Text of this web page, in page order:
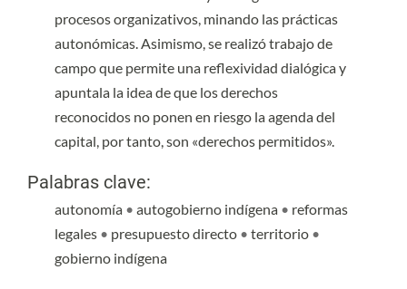
procesos organizativos, minando las prácticas
autonómicas. Asimismo, se realizó trabajo de
campo que permite una reflexividad dialógica y
apuntala la idea de que los derechos
reconocidos no ponen en riesgo la agenda del
capital, por tanto, son «derechos permitidos».
Palabras clave:
autonomía • autogobierno indígena • reformas
legales • presupuesto directo • territorio •
gobierno indígena